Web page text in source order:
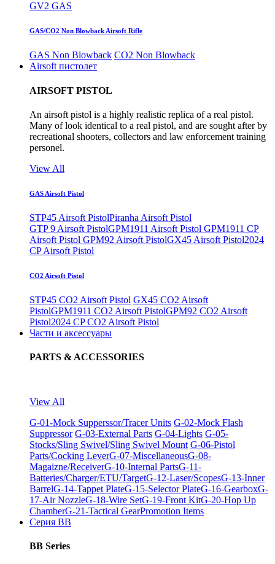
GV2 GAS
GAS/CO2 Non Blowback Airsoft Rifle
GAS Non Blowback CO2 Non Blowback
Airsoft пистолет
AIRSOFT PISTOL
An airsoft pistol is a highly realistic replica of a real pistol.
Many of look identical to a real pistol, and are sought after by
recreational shooters, collectors and law enforcement training
personel.
View All
GAS Airsoft Pistol
STP45 Airsoft PistolPiranha Airsoft Pistol
GTP 9 Airsoft PistolGPM1911 Airsoft Pistol GPM1911 CP
Airsoft Pistol GPM92 Airsoft PistolGX45 Airsoft Pistol2024
CP Airsoft Pistol
CO2 Airsoft Pistol
STP45 CO2 Airsoft Pistol GX45 CO2 Airsoft
PistolGPM1911 CO2 Airsoft PistolGPM92 CO2 Airsoft
Pistol2024 CP CO2 Airsoft Pistol
Части и аксессуары
PARTS & ACCESSORIES
View All
G-01-Mock Supperssor/Tracer Units G-02-Mock Flash
Suppressor G-03-External Parts G-04-Lights G-05-
Stocks/Sling Swivel/Sling Swivel Mount G-06-Pistol
Parts/Cocking LeverG-07-MiscellaneousG-08-
Magaizne/ReceiverG-10-Internal PartsG-11-
Batteries/Charger/ETU/TargetG-12-Laser/ScopesG-13-Inner
BarrelG-14-Tappet PlateG-15-Selector PlateG-16-GearboxG-
17-Air NozzleG-18-Wire SetG-19-Front KitG-20-Hop Up
ChamberG-21-Tactical GearPromotion Items
Серия BB
BB Series